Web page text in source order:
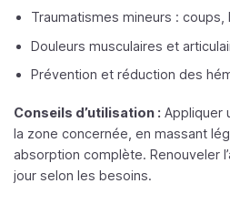
Traumatismes mineurs :
Douleurs musculaires et
Prévention et réduction des
Conseils d’utilisation : Appliquer
la zone concernée, en massant
absorption complète. Renouveler
jour selon les besoins.